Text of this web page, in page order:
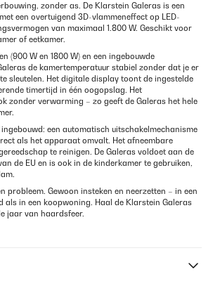
zonder as. De Klarstein Galeras is een
een overtuigend 3D-vlammeneffect op LED-
van maximaal 1.800 W. Geschikt voor
of eetkamer.
(900 W en 1800 W) en een ingebouwde
de kamertemperatuur stabiel zonder dat je er
sleutelen. Het digitale display toont de ingestelde
timertijd in één oogopslag. Het
zonder verwarming – zo geeft de Galeras het hele
een automatisch uitschakelmechanisme
als het apparaat omvalt. Het afneembare
te reinigen. De Galeras voldoet aan de
de EU en is ook in de kinderkamer te gebruiken,
probleem. Gewoon insteken en neerzetten – in een
als in een koopwoning. Haal de Klarstein Galeras
jaar van haardsfeer.